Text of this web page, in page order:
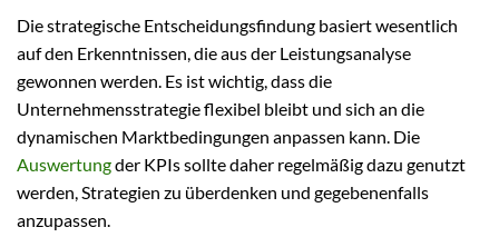
Die strategische Entscheidungsfindung basiert wesentlich
auf den Erkenntnissen, die aus der Leistungsanalyse
gewonnen werden. Es ist wichtig, dass die
Unternehmensstrategie flexibel bleibt und sich an die
dynamischen Marktbedingungen anpassen kann. Die
Auswertungder KPIs sollte daher regelmäßig dazu genutzt
werden, Strategien zu überdenken und gegebenenfalls
anzupassen.